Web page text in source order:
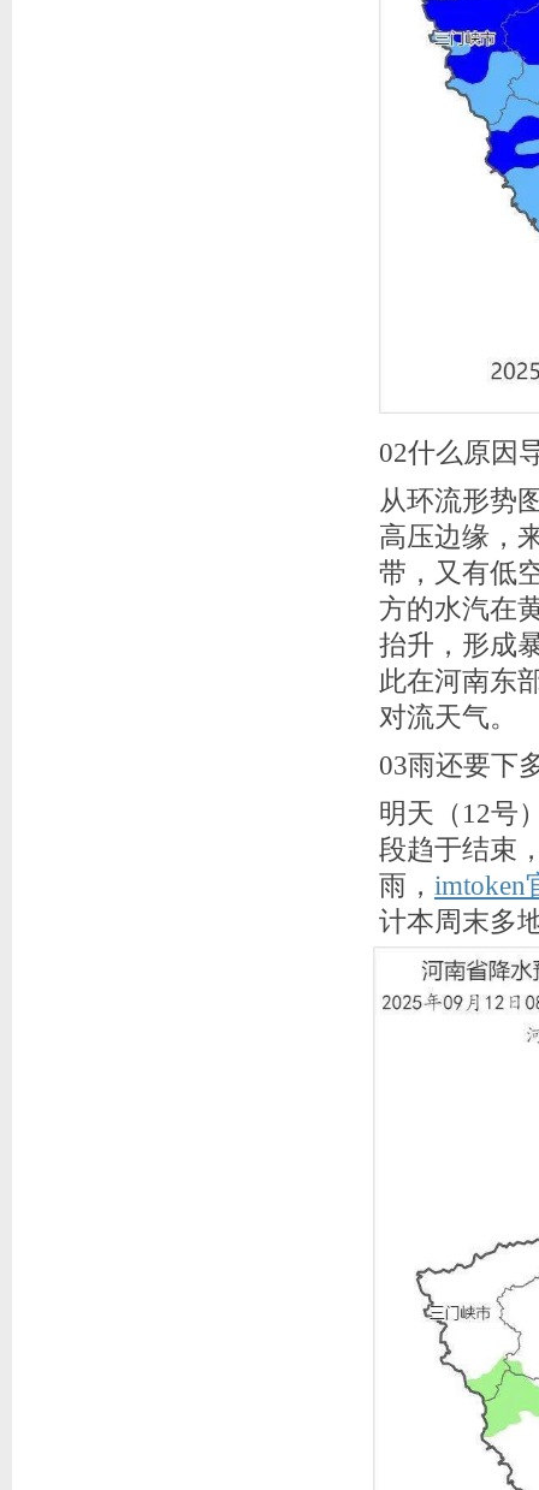
02什么原因
从环流形势
高压边缘，
带，又有低
方的水汽在
抬升，形成
此在河南东
对流天气。
03雨还要下
明天（12号
段趋于结束
雨， imtoken
计本周末多